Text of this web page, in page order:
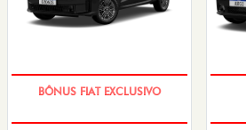
SUPER DESCONTO